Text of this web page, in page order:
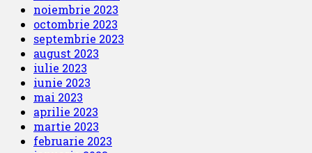
noiembrie 2023
octombrie 2023
septembrie 2023
august 2023
iulie 2023
iunie 2023
mai 2023
aprilie 2023
martie 2023
februarie 2023